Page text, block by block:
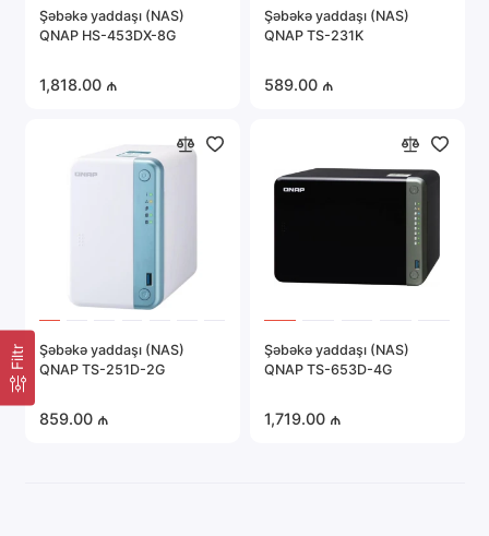
Portativ elektronika
Avtomobil elektronikası
Hamısını göstər
Filtr
Şəbəkə yaddaşı (NAS)
QNAP HS-453DX-8G
1,818.00 ₼
Şəbəkə yaddaşı (NAS)
QNAP TS-231K
589.00 ₼
Şəbəkə yaddaşı (NAS)
QNAP TS-251D-2G
859.00 ₼
Şəbəkə yaddaşı (NAS)
QNAP TS-653D-4G
1,719.00 ₼